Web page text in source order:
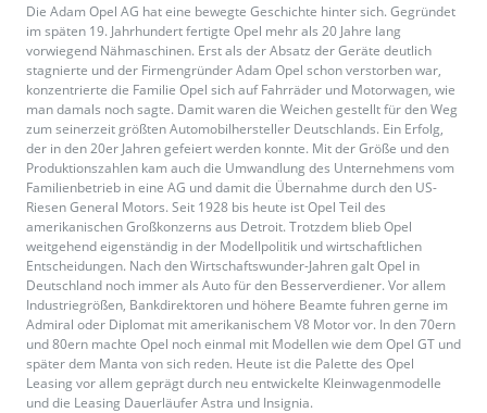
Die Adam Opel AG hat eine bewegte Geschichte hinter sich. Gegründet
im späten 19. Jahrhundert fertigte Opel mehr als 20 Jahre lang
vorwiegend Nähmaschinen. Erst als der Absatz der Geräte deutlich
stagnierte und der Firmengründer Adam Opel schon verstorben war,
konzentrierte die Familie Opel sich auf Fahrräder und Motorwagen, wie
man damals noch sagte. Damit waren die Weichen gestellt für den Weg
zum seinerzeit größten Automobilhersteller Deutschlands. Ein Erfolg,
der in den 20er Jahren gefeiert werden konnte. Mit der Größe und den
Produktionszahlen kam auch die Umwandlung des Unternehmens vom
Familienbetrieb in eine AG und damit die Übernahme durch den US-
Riesen General Motors. Seit 1928 bis heute ist Opel Teil des
amerikanischen Großkonzerns aus Detroit. Trotzdem blieb Opel
weitgehend eigenständig in der Modellpolitik und wirtschaftlichen
Entscheidungen. Nach den Wirtschaftswunder-Jahren galt Opel in
Deutschland noch immer als Auto für den Besserverdiener. Vor allem
Industriegrößen, Bankdirektoren und höhere Beamte fuhren gerne im
Admiral oder Diplomat mit amerikanischem V8 Motor vor. In den 70ern
und 80ern machte Opel noch einmal mit Modellen wie dem Opel GT und
später dem Manta von sich reden. Heute ist die Palette des Opel
Leasing vor allem geprägt durch neu entwickelte Kleinwagenmodelle
und die Leasing Dauerläufer Astra und Insignia.